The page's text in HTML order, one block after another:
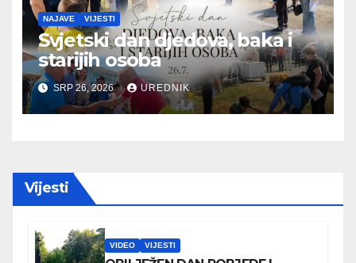
NAJAVE VIJESTI
Svjetski dan djedova, baka i
starijih osoba
SRP 26, 2026 UREDNIK
Vijesti
VIDEO VIJESTI